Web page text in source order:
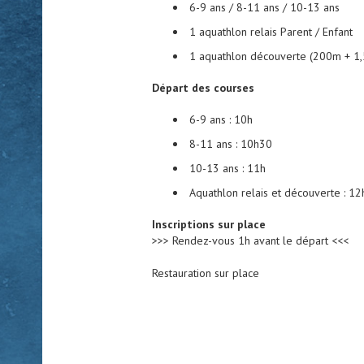
6-9 ans / 8-11 ans / 10-13 ans
1 aquathlon relais Parent / Enfant
1 aquathlon découverte (200m +
Départ des courses
6-9 ans : 10h
8-11 ans : 10h30
10-13 ans : 11h
Aquathlon relais et découverte :
Inscriptions sur place
>>> Rendez-vous 1h avant le départ <<<
Restauration sur place